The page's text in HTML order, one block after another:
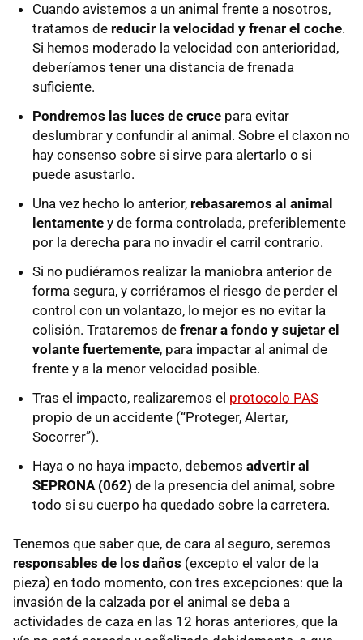
Cuando avistemos a un animal frente a nosotros,
tratamos de reducir la velocidad y frenar el coche.
Si hemos moderado la velocidad con anterioridad,
deberíamos tener una distancia de frenada
suficiente.
Pondremos las luces de cruce para evitar
deslumbrar y confundir al animal. Sobre el claxon no
hay consenso sobre si sirve para alertarlo o si
puede asustarlo.
Una vez hecho lo anterior, rebasaremos al animal
lentamente y de forma controlada, preferiblemente
por la derecha para no invadir el carril contrario.
Si no pudiéramos realizar la maniobra anterior de
forma segura, y corriéramos el riesgo de perder el
control con un volantazo, lo mejor es no evitar la
colisión. Trataremos de frenar a fondo y sujetar el
volante fuertemente, para impactar al animal de
frente y a la menor velocidad posible.
Tras el impacto, realizaremos el protocolo PAS
propio de un accidente (“Proteger, Alertar,
Socorrer”).
Haya o no haya impacto, debemos advertir al
SEPRONA (062) de la presencia del animal, sobre
todo si su cuerpo ha quedado sobre la carretera.
Tenemos que saber que, de cara al seguro, seremos
responsables de los daños (excepto el valor de la
pieza) en todo momento, con tres excepciones: que la
invasión de la calzada por el animal se deba a
actividades de caza en las 12 horas anteriores, que la